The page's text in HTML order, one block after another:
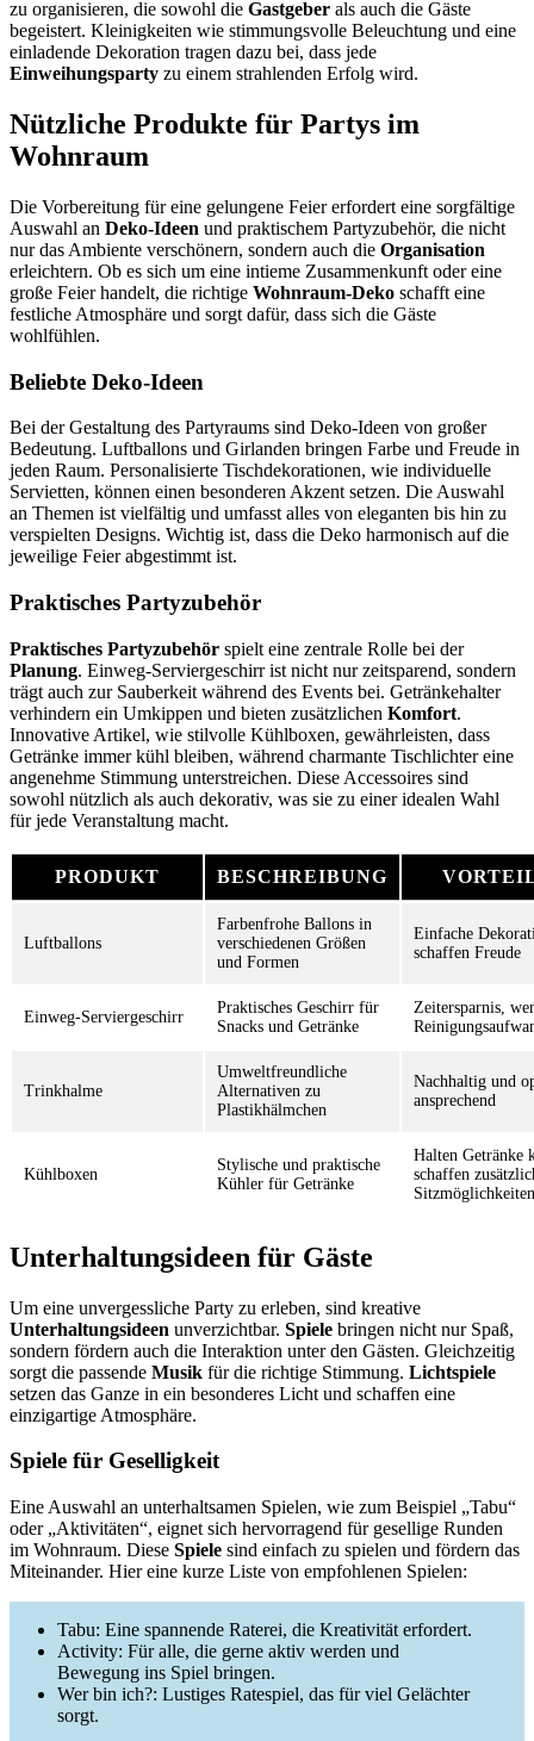
zu organisieren, die sowohl die Gastgeber als auch die Gäste
begeistert. Kleinigkeiten wie stimmungsvolle Beleuchtung und eine
einladende Dekoration tragen dazu bei, dass jede
Einweihungsparty zu einem strahlenden Erfolg wird.
Nützliche Produkte für Partys im
Wohnraum
Die Vorbereitung für eine gelungene Feier erfordert eine sorgfältige
Auswahl an Deko-Ideen und praktischem Partyzubehör, die nicht
nur das Ambiente verschönern, sondern auch die Organisation
erleichtern. Ob es sich um eine intieme Zusammenkunft oder eine
große Feier handelt, die richtige Wohnraum-Deko schafft eine
festliche Atmosphäre und sorgt dafür, dass sich die Gäste
wohlfühlen.
Beliebte Deko-Ideen
Bei der Gestaltung des Partyraums sind Deko-Ideen von großer
Bedeutung. Luftballons und Girlanden bringen Farbe und Freude in
jeden Raum. Personalisierte Tischdekorationen, wie individuelle
Servietten, können einen besonderen Akzent setzen. Die Auswahl
an Themen ist vielfältig und umfasst alles von eleganten bis hin zu
verspielten Designs. Wichtig ist, dass die Deko harmonisch auf die
jeweilige Feier abgestimmt ist.
Praktisches Partyzubehör
Praktisches Partyzubehör spielt eine zentrale Rolle bei der
Planung. Einweg-Serviergeschirr ist nicht nur zeitsparend, sondern
trägt auch zur Sauberkeit während des Events bei. Getränkehalter
verhindern ein Umkippen und bieten zusätzlichen Komfort.
Innovative Artikel, wie stilvolle Kühlboxen, gewährleisten, dass
Getränke immer kühl bleiben, während charmante Tischlichter eine
angenehme Stimmung unterstreichen. Diese Accessoires sind
sowohl nützlich als auch dekorativ, was sie zu einer idealen Wahl
für jede Veranstaltung macht.
PRODUKT BESCHREIBUNG
Luftballons
Farbenfrohe Ballons in
verschiedenen Größen
und Formen
Einfache
schaffen Freude
Einweg-Serviergeschirr
Praktisches Geschirr für
Snacks und Getränke
Zeitersparnis,
Trinkhalme
Umweltfreundliche
Alternativen zu
Plastikhälmchen
Nachhaltig und
ansprechend
Kühlboxen
Stylische und praktische
Kühler für Getränke
Halten Getränke
schaffen
Sitzmöglichkeiten
Unterhaltungsideen für Gäste
Um eine unvergessliche Party zu erleben, sind kreative
Unterhaltungsideen unverzichtbar. Spiele bringen nicht nur Spaß,
sondern fördern auch die Interaktion unter den Gästen. Gleichzeitig
sorgt die passende Musik für die richtige Stimmung. Lichtspiele
setzen das Ganze in ein besonderes Licht und schaffen eine
einzigartige Atmosphäre.
Spiele für Geselligkeit
Eine Auswahl an unterhaltsamen Spielen, wie zum Beispiel „Tabu“
oder „Aktivitäten“, eignet sich hervorragend für gesellige Runden
im Wohnraum. Diese Spiele sind einfach zu spielen und fördern das
Miteinander. Hier eine kurze Liste von empfohlenen Spielen:
Tabu: Eine spannende Raterei, die Kreativität erfordert.
Activity: Für alle, die gerne aktiv werden und
Bewegung ins Spiel bringen.
Wer bin ich?: Lustiges Ratespiel, das für viel Gelächter
sorgt.